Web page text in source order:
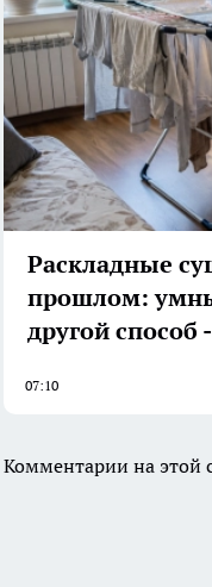
Раскладные
прошлом:
другой способ
07:10
Комментарии на этой